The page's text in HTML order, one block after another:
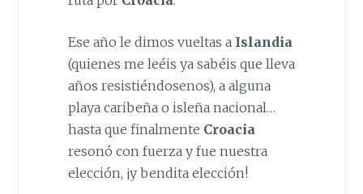
Ese año le dimos vueltas a Islandia
(quienes me leéis ya sabéis que lleva
años resistiéndosenos), a alguna
playa caribeña o isleña nacional…
hasta que finalmente Croacia
resonó con fuerza y fue nuestra
elección, ¡y bendita elección!